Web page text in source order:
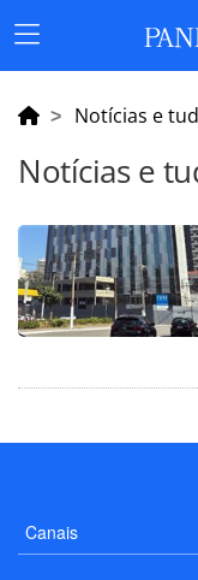
Menu
Principal
Notícias e
Notícias e
Canais